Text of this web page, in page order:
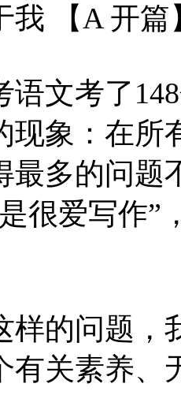
【A 开篇
考了148
现象：在所
最多的问题
很爱写作”
的问题，
有关素养、